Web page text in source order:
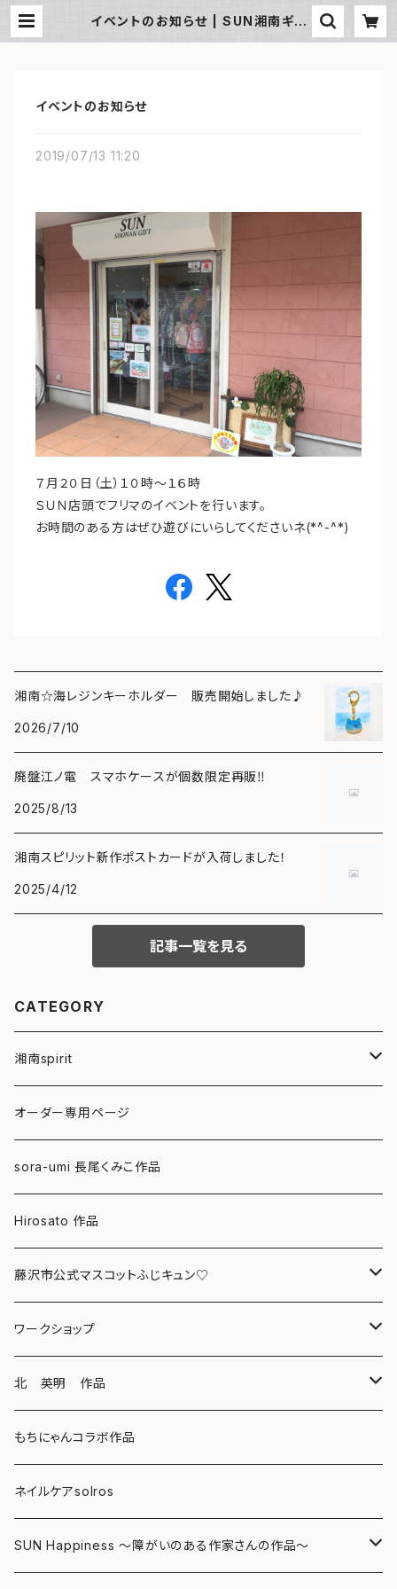
イベントのお知らせ | SUN湘南ギフ
イベントのお知らせ
2019/07/13 11:20
７月２０日（土）１０時～１６時
ＳＵＮ店頭でフリマのイベントを行います。
お時間のある方はぜひ遊びにいらしてくださいネ(*^-^*)
湘南☆海レジンキーホルダー 販売開始しました♪
2026/7/10
廃盤江ノ電 スマホケースが個数限定再販‼️
2025/8/13
湘南スピリット新作ポストカードが入荷しました！
2025/4/12
記事一覧を見る
CATEGORY
湘南spirit
ポストカード
グリーティングカード
クリアファイル
マグカップ
スマホケース
キーホルダー
バッグ
Tシャツ
ミラー
オーダー専用ページ
sora-umi 長尾くみこ作品
Hirosato 作品
藤沢市公式マスコットふじキュン♡
クリアファイル
ボールペン
キーホルダー
マグネット
シール
ワークショップ
海レジンアートボード
レジンチャーム
サンキャッチャー
北 英明 作品
ポストカード
もちにゃんコラボ作品
ネイルケアsolros
SUN Happiness ～障がいのある作家さんの作品～